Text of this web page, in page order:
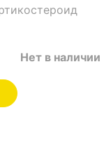
Нет в наличии